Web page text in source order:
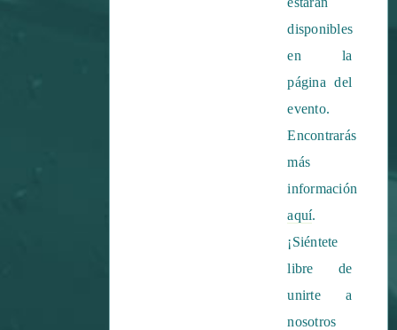
disponibles
en la
página del
evento.
Encontrarás
más
información
aquí.
¡Siéntete
libre de
unirte a
nosotros